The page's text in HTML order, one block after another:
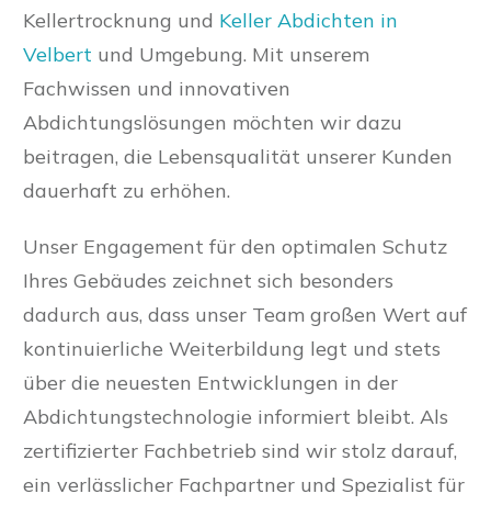
Kellertrocknung und Keller Abdichten in
Velbert und Umgebung. Mit unserem
Fachwissen und innovativen
Abdichtungslösungen möchten wir dazu
beitragen, die Lebensqualität unserer Kunden
dauerhaft zu erhöhen.
Unser Engagement für den optimalen Schutz
Ihres Gebäudes zeichnet sich besonders
dadurch aus, dass unser Team großen Wert auf
kontinuierliche Weiterbildung legt und stets
über die neuesten Entwicklungen in der
Abdichtungstechnologie informiert bleibt. Als
zertifizierter Fachbetrieb sind wir stolz darauf,
ein verlässlicher Fachpartner und Spezialist für